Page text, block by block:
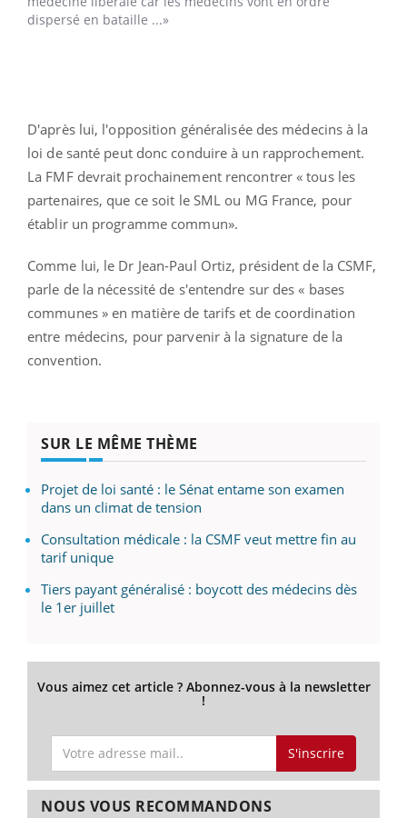
dispersé en bataille ...»
D'après lui, l'opposition généralisée des médecins à la
loi de santé peut donc conduire à un rapprochement.
La FMF devrait prochainement rencontrer « tous les
partenaires, que ce soit le SML ou MG France, pour
établir un programme commun».
Comme lui, le Dr Jean-Paul Ortiz, président de la CSMF,
parle de la nécessité de s'entendre sur des « bases
communes » en matière de tarifs et de coordination
entre médecins, pour parvenir à la signature de la
convention.
SUR LE MÊME THÈME
Projet de loi santé : le Sénat entame son examen
dans un climat de tension
Consultation médicale : la CSMF veut mettre fin au
tarif unique
Tiers payant généralisé : boycott des médecins dès
le 1er juillet
Vous aimez cet article ? Abonnez-vous à la newsletter
!
S'inscrire
NOUS VOUS RECOMMANDONS